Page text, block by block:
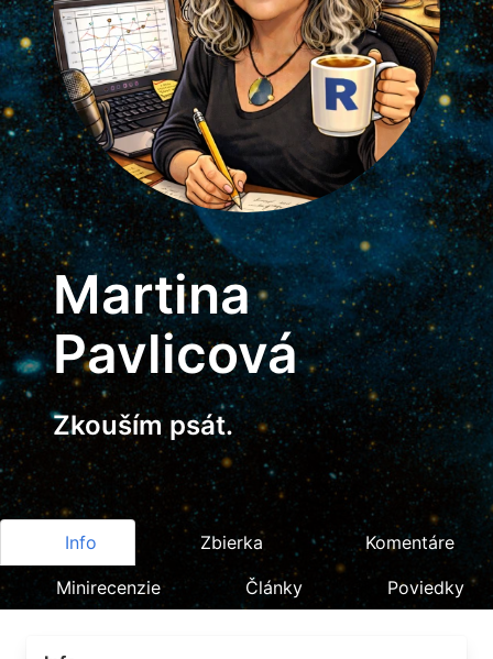
Martina
Pavlicová
Zkouším psát.
Info Zbierka Komentáre
Minirecenzie Články Poviedky